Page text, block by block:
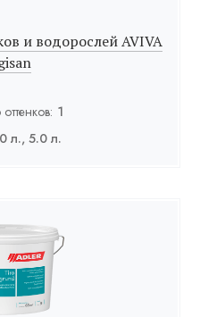
и водорослей AVIVA
1
л., 5.0 л.